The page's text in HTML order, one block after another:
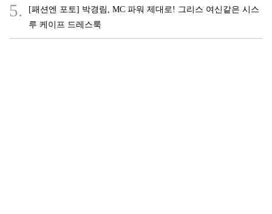
5.
[패션엔 포토] 박경림, MC 파워 제대로! 그리스 여신같은 시스
루 케이프 드레스룩